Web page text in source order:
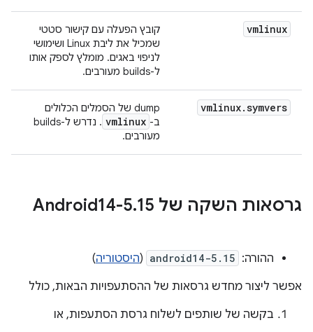
vmlinux
קובץ הפעלה עם קישור סטטי
שמכיל את ליבת Linux ושימושי
לניפוי באגים. מומלץ לספק אותו
ל-builds מעורבים.
vmlinux.symvers
‫dump של הסמלים הכלולים
ב- vmlinux
. נדרש ל-builds
מעורבים.
גרסאות השקה של Android14-5 .15
ההורה: android14-5.15
(היסטוריה)
אפשר ליצור מחדש גרסאות של ההסתעפויות הבאות, כולל
בקשה של שותפים לשלוח גרסת הסתעפות, או